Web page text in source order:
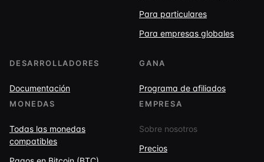
Para particulares
Para empresas globales
DESARROLLADORES
Documentación
MONEDAS
Todas las monedas
compatibles
GANA
Programa de afiliados
EMPRESA
Sobre nosotros
Precios